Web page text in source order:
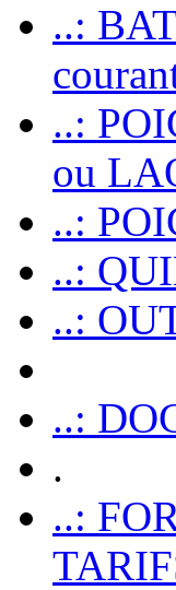
..:
..:
ou
..:
..:
..:
..:
.
..: